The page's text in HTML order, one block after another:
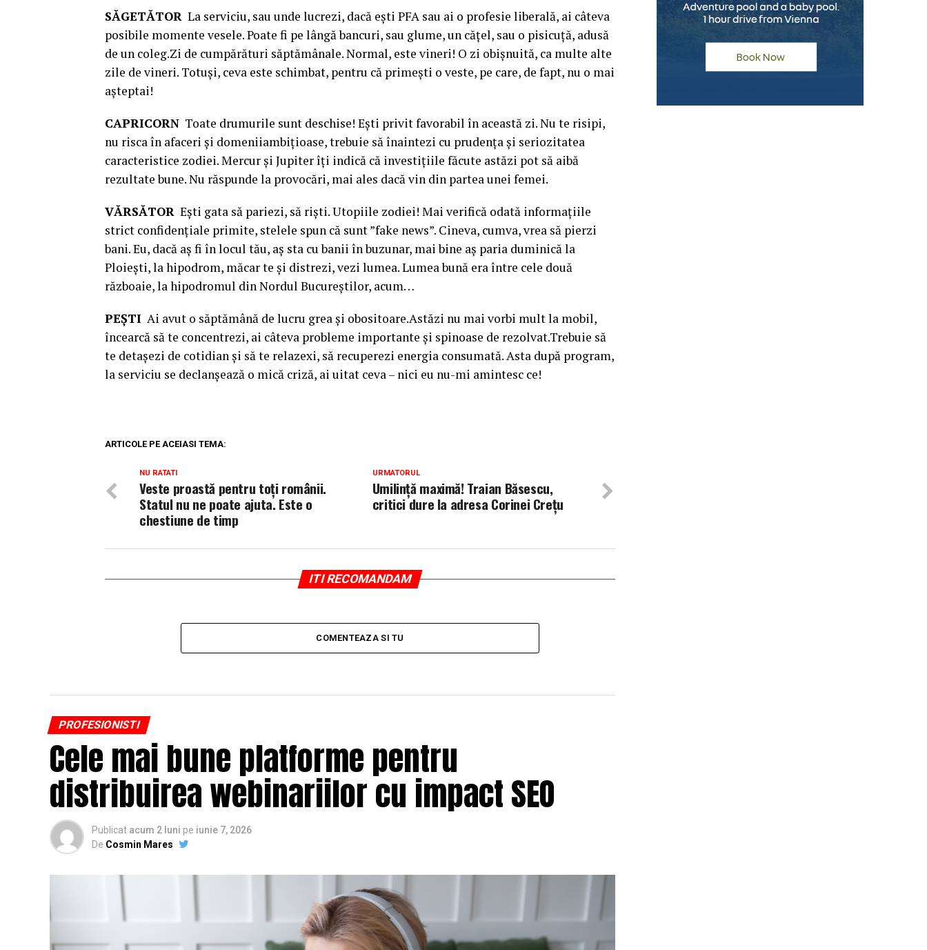
SĂGETĂTOR La serviciu, sau unde lucrezi, dacă eşti PFA sau ai o profesie liberală, ai câteva
posibile momente vesele. Poate fi pe lângă bancuri, sau glume, un căţel, sau o pisicuţă, adusă
de un coleg.Zi de cumpărături săptămânale. Normal, este vineri! O zi obişnuită, ca multe alte
zile de vineri. Totuşi, ceva este schimbat, pentru că primeşti o veste, pe care, de fapt, nu o mai
aşteptai!
CAPRICORN Toate drumurile sunt deschise! Eşti privit favorabil în această zi. Nu te risipi,
nu risca în afaceri şi domeniiambiţioase, trebuie să înaintezi cu prudenţa şi seriozitatea
caracteristice zodiei. Mercur şi Jupiter îţi indică că investiţiile făcute astăzi pot să aibă
rezultate bune. Nu răspunde la provocări, mai ales dacă vin din partea unei femei.
VĂRSĂTOR Eşti gata să pariezi, să rişti. Utopiile zodiei! Mai verifică odată informaţiile
strict confidenţiale primite, stelele spun că sunt ”fake news”. Cineva, cumva, vrea să pierzi
bani. Eu, dacă aş fi în locul tău, aş sta cu banii în buzunar, mai bine aş paria duminică la
Ploieşti, la hipodrom, măcar te şi distrezi, vezi lumea. Lumea bună era între cele două
războaie, la hipodromul din Nordul Bucureştilor, acum…
PEŞTI Ai avut o săptămână de lucru grea şi obositoare.Astăzi nu mai vorbi mult la mobil,
încearcă să te concentrezi, ai câteva probleme importante şi spinoase de rezolvat.Trebuie să
te detaşezi de cotidian şi să te relazexi, să recuperezi energia consumată. Asta după program,
la serviciu se declanşează o mică criză, ai uitat ceva – nici eu nu-mi amintesc ce!
ARTICOLE PE ACEIASI TEMA:
URMATORUL
Umilință maximă! Traian Băsescu,
critici dure la adresa Corinei Crețu
NU RATATI
Veste proastă pentru toți românii.
Statul nu ne poate ajuta. Este o
chestiune de timp
ITI RECOMANDAM
COMENTEAZA SI TU
PROFESIONISTI
Cele mai bune platforme pentru
distribuirea webinariilor cu impact SEO
Publicat acum 2 luni pe iunie 7, 2026
De Cosmin Mares